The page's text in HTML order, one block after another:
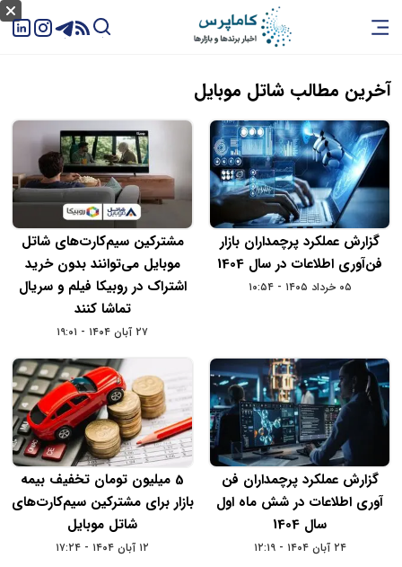
آخرین مطالب شاتل موبایل
گزارش عملکرد پرچمداران بازار
فن‌آوری اطلاعات در سال 1404
۰۵ خرداد ۱۴۰۵ - ۱۰:۵۴
مشترکین سیم‌کارت‌های شاتل
موبایل می‌توانند بدون خرید
اشتراک در روبیکا فیلم و سریال
تماشا کنند
۲۷ آبان ۱۴۰۴ - ۱۹:۰۱
گزارش عملکرد پرچمداران فن
آوری اطلاعات در شش ماه اول
سال 1404
۲۴ آبان ۱۴۰۴ - ۱۲:۱۹
5 میلیون تومان تخفیف بیمه
بازار برای مشترکین سیم‌کارت‌های
شاتل موبایل
۱۲ آبان ۱۴۰۴ - ۱۷:۲۴